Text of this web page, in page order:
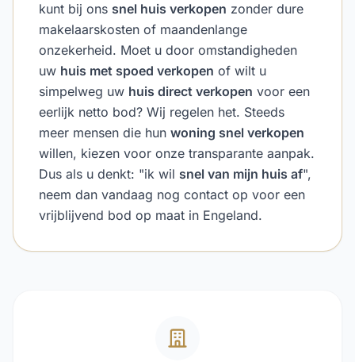
kunt bij ons snel huis verkopen zonder dure
makelaarskosten of maandenlange
onzekerheid. Moet u door omstandigheden
uw huis met spoed verkopen of wilt u
simpelweg uw huis direct verkopen voor een
eerlijk netto bod? Wij regelen het. Steeds
meer mensen die hun woning snel verkopen
willen, kiezen voor onze transparante aanpak.
Dus als u denkt: "ik wil snel van mijn huis af",
neem dan vandaag nog contact op voor een
vrijblijvend bod op maat in Engeland.